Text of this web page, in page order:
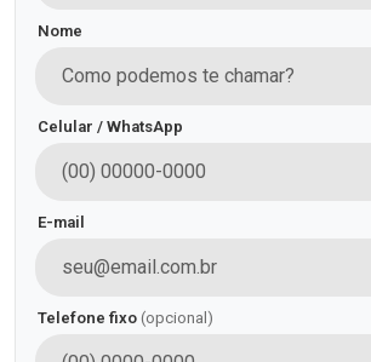
Nome
Celular / WhatsApp
E-mail
Telefone fixo (opcional)